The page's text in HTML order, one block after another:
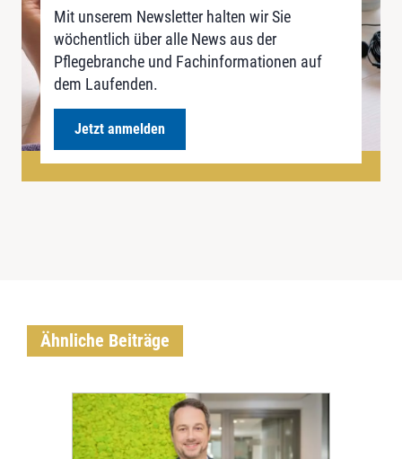
Mit unserem Newsletter halten wir Sie
wöchentlich über alle News aus der
Pflegebranche und Fachinformationen auf
dem Laufenden.
Jetzt anmelden
Ähnliche Beiträge